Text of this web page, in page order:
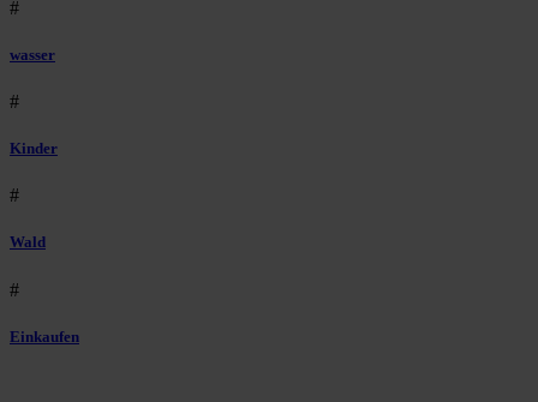
#
wasser
#
Kinder
#
Wald
#
Einkaufen